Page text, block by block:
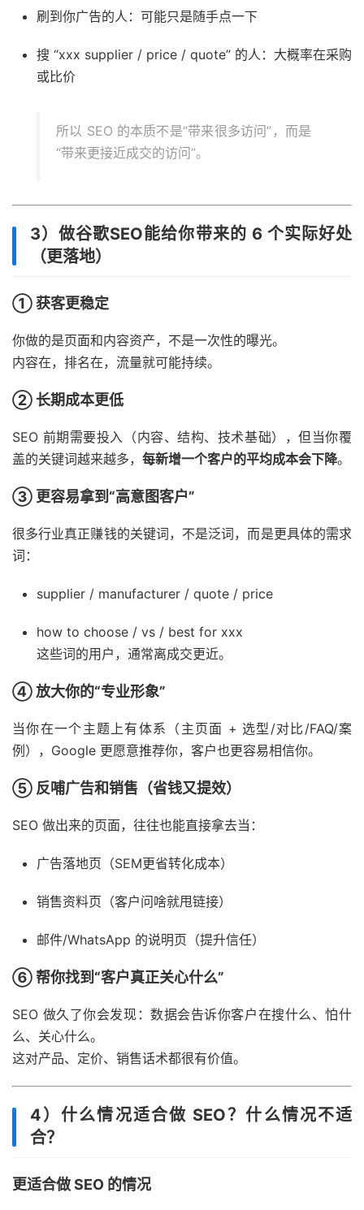
刷到你广告的人：可能只是随手点一下
搜 “xxx supplier / price / quote” 的人：大概率在采购
或比价
所以 SEO 的本质不是“带来很多访问”，而是
“带来更接近成交的访问”。
3）做谷歌SEO能给你带来的 6 个实际好处
（更落地）
① 获客更稳定
你做的是页面和内容资产，不是一次性的曝光。
内容在，排名在，流量就可能持续。
② 长期成本更低
SEO 前期需要投入（内容、结构、技术基础），但当你覆
盖的关键词越来越多， 每新增一个客户的平均成本会下降。
③ 更容易拿到“高意图客户”
很多行业真正赚钱的关键词，不是泛词，而是更具体的需求
词：
supplier / manufacturer / quote / price
how to choose / vs / best for xxx
这些词的用户，通常离成交更近。
④ 放大你的“专业形象”
当你在一个主题上有体系（主页面 + 选型/对比/FAQ/案
例），Google 更愿意推荐你，客户也更容易相信你。
⑤ 反哺广告和销售（省钱又提效）
SEO 做出来的页面，往往也能直接拿去当：
广告落地页（SEM更省转化成本）
销售资料页（客户问啥就甩链接）
邮件/WhatsApp 的说明页（提升信任）
⑥ 帮你找到“客户真正关心什么”
SEO 做久了你会发现：数据会告诉你客户在搜什么、怕什
么、关心什么。
这对产品、定价、销售话术都很有价值。
4）什么情况适合做 SEO？什么情况不适
合？
更适合做 SEO 的情况